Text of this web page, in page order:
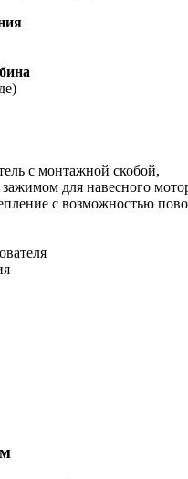
с монтажной скобой,
для навесного
с возможностью